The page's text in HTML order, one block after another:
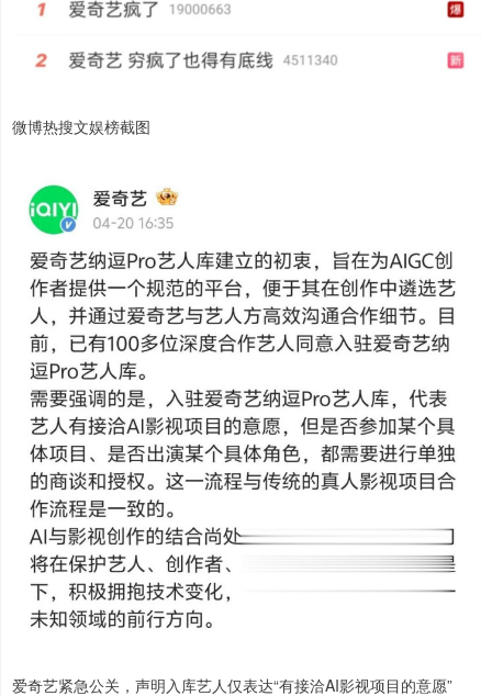
微博热搜文娱榜截图
爱奇艺紧急公关，声明入库艺人仅表达“有接洽AI影视项目的意愿”